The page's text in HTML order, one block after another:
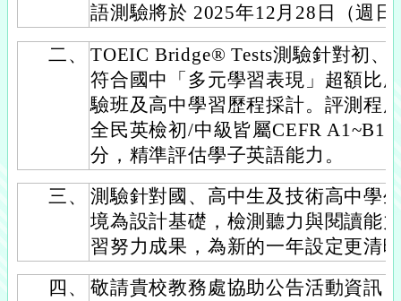
語測驗將於 2025年12月28日（週
二、
TOEIC Bridge® Tests測驗針對初、
符合國中「多元學習表現」超額比
驗班及高中學習歷程採計。評測程
全民英檢初/中級皆屬CEFR A1~B1
分，精準評估學子英語能力。
三、
測驗針對國、高中生及技術高中學
境為設計基礎，檢測聽力與閱讀能
習努力成果，為新的一年設定更清
四、
敬請貴校教務處協助公告活動資訊